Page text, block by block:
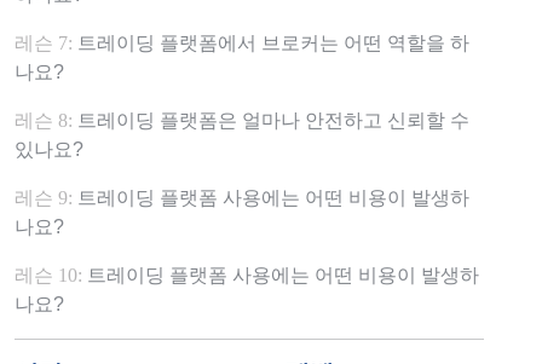
레슨 7: 트레이딩 플랫폼에서 브로커는 어떤 역할을 하
나요?
레슨 8: 트레이딩 플랫폼은 얼마나 안전하고 신뢰할 수
있나요?
레슨 9: 트레이딩 플랫폼 사용에는 어떤 비용이 발생하
나요?
레슨 10: 트레이딩 플랫폼 사용에는 어떤 비용이 발생하
나요?